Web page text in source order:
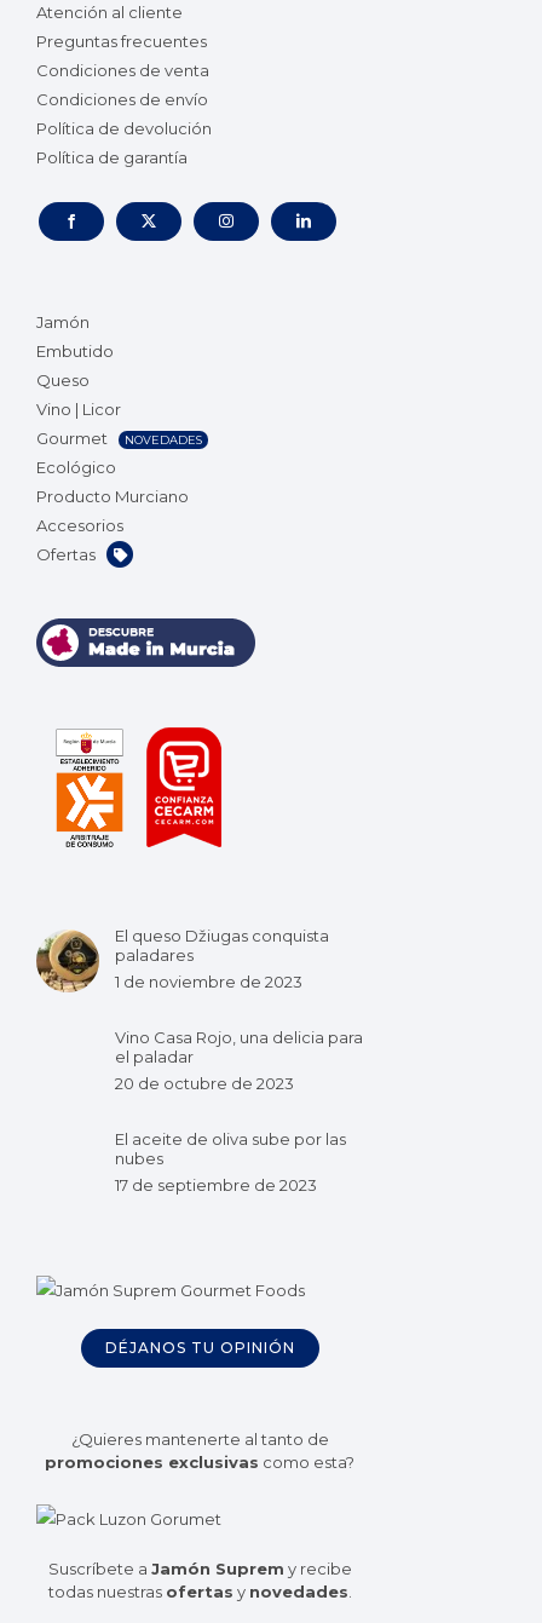
Atención al cliente
Preguntas frecuentes
Condiciones de venta
Condiciones de envío
Política de devolución
Política de garantía
Jamón
Embutido
Queso
Vino | Licor
Gourmet
NOVEDADES
Ecológico
Producto Murciano
Accesorios
Ofertas
El queso Džiugas conquista
paladares
1 de noviembre de 2023
Vino Casa Rojo, una delicia para
el paladar
20 de octubre de 2023
El aceite de oliva sube por las
nubes
17 de septiembre de 2023
DÉJANOS TU OPINIÓN
¿Quieres mantenerte al tanto de
promociones exclusivas como esta?
Suscríbete a Jamón Suprem y recibe
todas nuestras ofertas y novedades